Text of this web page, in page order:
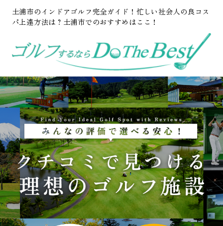
土浦市のインドアゴルフ完全ガイド！忙しい社会人の良コス
パ上達方法は？土浦市でのおすすめはここ！